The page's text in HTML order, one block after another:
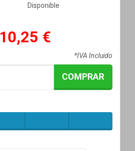
Disponible
10,25 €
*IVA Incluido
COMPRAR